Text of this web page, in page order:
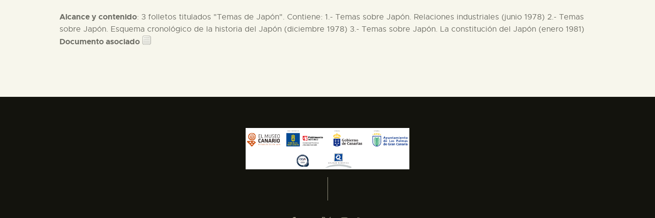
Alcance y contenido: 3 folletos titulados "Temas de Japón". Contiene: 1.- Temas sobre Japón. Relaciones industriales (junio 1978) 2.- Temas
sobre Japón. Esquema cronológico de la historia del Japón (diciembre 1978) 3.- Temas sobre Japón. La constitución del Japón (enero 1981)
Documento asociado